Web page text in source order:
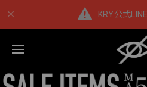
KRY公式